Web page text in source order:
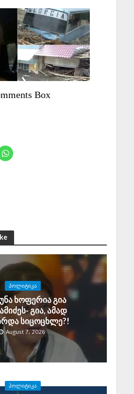
Box
ᲞᲝᲚᲘᲢᲘᲙᲐ
ხოფერია გია
გია, ამად
სიცოცხლე?!
August 7, 2026
ᲞᲝᲚᲘᲢᲘᲙᲐ